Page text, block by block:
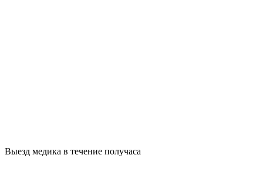
Выезд медика в течение получаса